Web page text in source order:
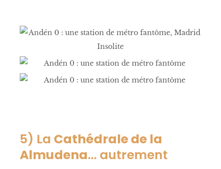
5) La Cathédrale de la
Almudena… autrement